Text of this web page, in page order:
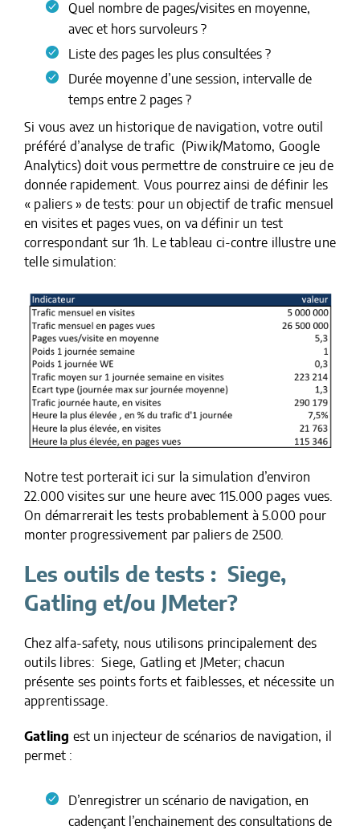
Quel nombre de pages/visites en moyenne,
avec et hors survoleurs ?
Liste des pages les plus consultées ?
Durée moyenne d’une session, intervalle de
temps entre 2 pages ?
Si vous avez un historique de navigation, votre outil
préféré d’analyse de trafic (Piwik/Matomo, Google
Analytics) doit vous permettre de construire ce jeu de
donnée rapidement. Vous pourrez ainsi de définir les
« paliers » de tests: pour un objectif de trafic mensuel
en visites et pages vues, on va définir un test
correspondant sur 1h. Le tableau ci-contre illustre une
telle simulation:
Notre test porterait ici sur la simulation d’environ
22.000 visites sur une heure avec 115.000 pages vues.
On démarrerait les tests probablement à 5.000 pour
monter progressivement par paliers de 2500.
Les outils de tests : Siege,
Gatling et/ou JMeter?
Chez alfa-safety, nous utilisons principalement des
outils libres: Siege, Gatling et JMeter; chacun
présente ses points forts et faiblesses, et nécessite un
apprentissage.
Gatling est un injecteur de scénarios de navigation, il
permet :
D’enregistrer un scénario de navigation, en
cadençant l’enchainement des consultations de